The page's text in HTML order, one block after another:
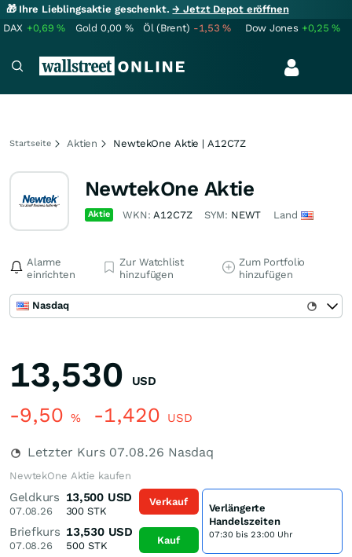
🎁 Ihre Lieblingsaktie geschenkt.→ Jetzt Depot eröffnen
DAX +0,69% Gold 0,00 % Öl (Brent) -1,53% Dow Jones +0,25%
Startseite Aktien NewtekOne Aktie | A12C7Z
NewtekOne Aktie
Aktie WKN:A12C7Z SYM: NEWT Land
Alarme
einrichten
Zur Watchlist
hinzufügen
Zum Portfolio
hinzufügen
Nasdaq
13,530 USD
-9,50 % -1,420 USD
Letzter Kurs 07.08.26 Nasdaq
NewtekOne Aktie kaufen
Geldkurs
07.08.26
13,500 USD
300 STK
Briefkurs
07.08.26
13,530 USD
500STK
Verkauf
Kauf
Verlängerte
Handelszeiten
07:30 bis 23:00 Uhr